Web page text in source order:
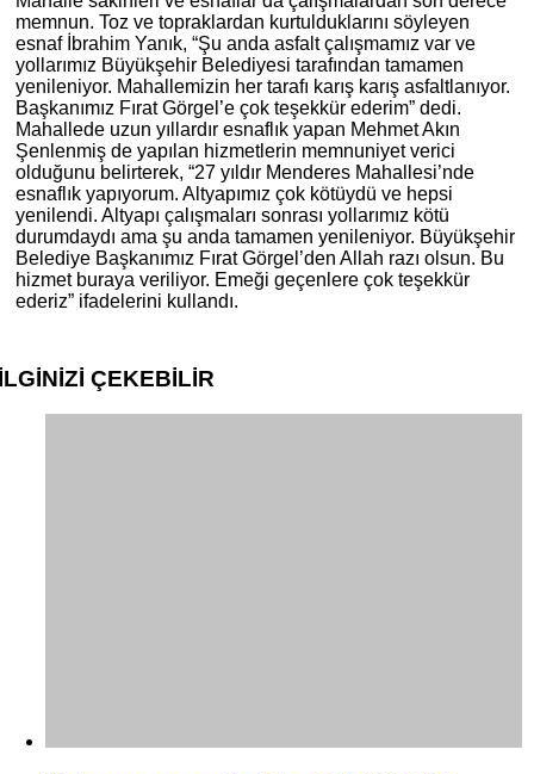
memnun. Toz ve topraklardan kurtulduklarını söyleyen
esnaf İbrahim Yanık, “Şu anda asfalt çalışmamız var ve
yollarımız Büyükşehir Belediyesi tarafından tamamen
yenileniyor. Mahallemizin her tarafı karış karış asfaltlanıyor.
Başkanımız Fırat Görgel’e çok teşekkür ederim” dedi.
Mahallede uzun yıllardır esnaflık yapan Mehmet Akın
Şenlenmiş de yapılan hizmetlerin memnuniyet verici
olduğunu belirterek, “27 yıldır Menderes Mahallesi’nde
esnaflık yapıyorum. Altyapımız çok kötüydü ve hepsi
yenilendi. Altyapı çalışmaları sonrası yollarımız kötü
durumdaydı ama şu anda tamamen yenileniyor. Büyükşehir
Belediye Başkanımız Fırat Görgel’den Allah razı olsun. Bu
hizmet buraya veriliyor. Emeği geçenlere çok teşekkür
ederiz” ifadelerini kullandı.
ÇEKEBİLİR